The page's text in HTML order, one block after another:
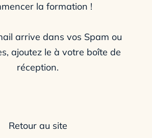
la formation !
arrive dans vos Spam ou
ajoutez le à votre boîte de
réception.
Retour au site